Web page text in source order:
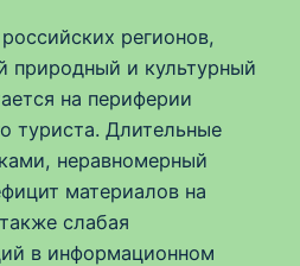
регионов,
природный и культурный
на периферии
туриста. Длительные
неравномерный
материалов на
слабая
в информационном